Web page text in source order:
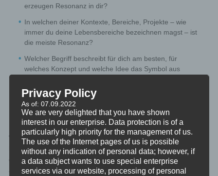
erzeugen Resonanz in dir?
In welchen deiner Kontexte, Bereiche, Projekte – wie
immer du deine Lebensbereiche bezeichnen magst – ist
die meiste Resonanz?
Welcher Begriff beschreibt für dich am besten, für
welches Konzept und welche Idee das Symbol aus
Was will dein Unbewusstes dir damit sagen? Welche
Lernerfahrungen verbergen sich hinter dem vermittelten
Konzept.
Wenn dein unbewusster Verstand dir ein Symbol zukommen
lässt, dann kommt dieses Symbol aus ganz tiefen Schichten, in
denen Worte keine Rolle mehr spielen. Dort hat das Unbewusste
auf sehr abstrakter Ebene einen guten Überblick über dein
Privacy Policy
As of: 07.09.2022
We are very delighted that you have shown
interest in our enterprise. Data protection is of a
particularly high priority for the management of us.
The use of the Internet pages of us is possible
without any indication of personal data; however, if
a data subject wants to use special enterprise
services via our website, processing of personal